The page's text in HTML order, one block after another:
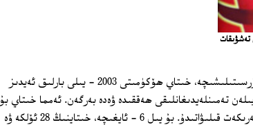
تەشۋىقات
بىرلەشكەن دۆلەتلەر تەشكىلاتىنىڭ دوكلاتىدا كۆرسىتىلىشىچە، خىتاي ھۆكۈمىتى 2003 - يىلى بارلىق ئەيدىز
تەمىنلەيدىغانلىقى ھەققىدە ۋەدە بەرگەن. ئەمما خىتاي بۇ
ۋەدىسىنى ئەمەلگە ئاشۇرۇشتا ئىنتايىن ئاستا ھەرىكەت قىلىۋاتىدۇ. بۇ يىل 6 - ئايغىچە، خىتاينىڭ 28 ئۆلكە ۋە